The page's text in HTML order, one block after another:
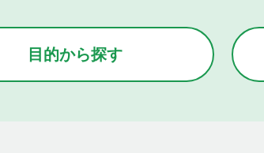
目的から探す